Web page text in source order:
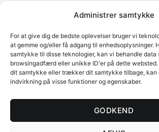
Administrer samtykke
For at give dig de bedste oplevelser bruger vi
at gemme og/eller få adgang til enhedsoplysninger.
samtykke til disse teknologier, kan vi behandle data
browsingadfærd eller unikke ID'er på dette
dit samtykke eller trækker dit samtykke tilbage, kan
indvirkning på visse funktioner og egenskaber.
GODKEND
FYS2000
Professionel fysioterapi og